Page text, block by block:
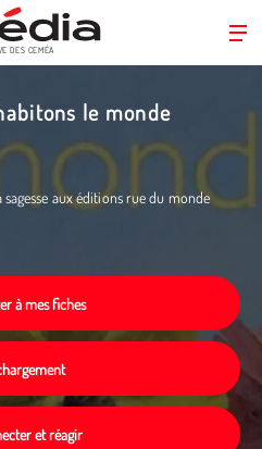
DES CEMÉA
le monde
aux éditions rue du monde
à mes fiches
et réagir